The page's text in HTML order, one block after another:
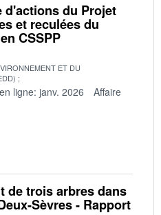
d'actions du Projet
et reculées du
CSSPP
ET DU
ligne: janv. 2026
Affaire
de trois arbres dans
Sèvres - Rapport